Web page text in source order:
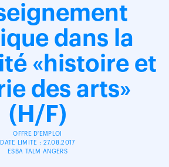
dans la
«histoire et
des arts»
(H/F)
OFFRE D'EMPLOI
DATE LIMITE : 27.08.2017
ESBA TALM ANGERS